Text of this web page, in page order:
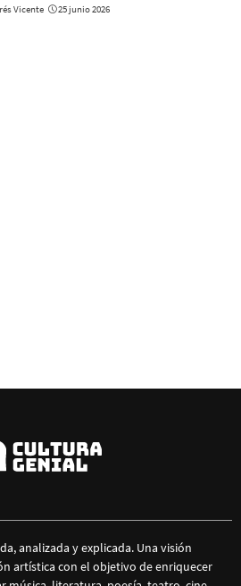
Vicente 25 junio 2026
analizada y explicada. Una visión
artística con el objetivo de enriquecer